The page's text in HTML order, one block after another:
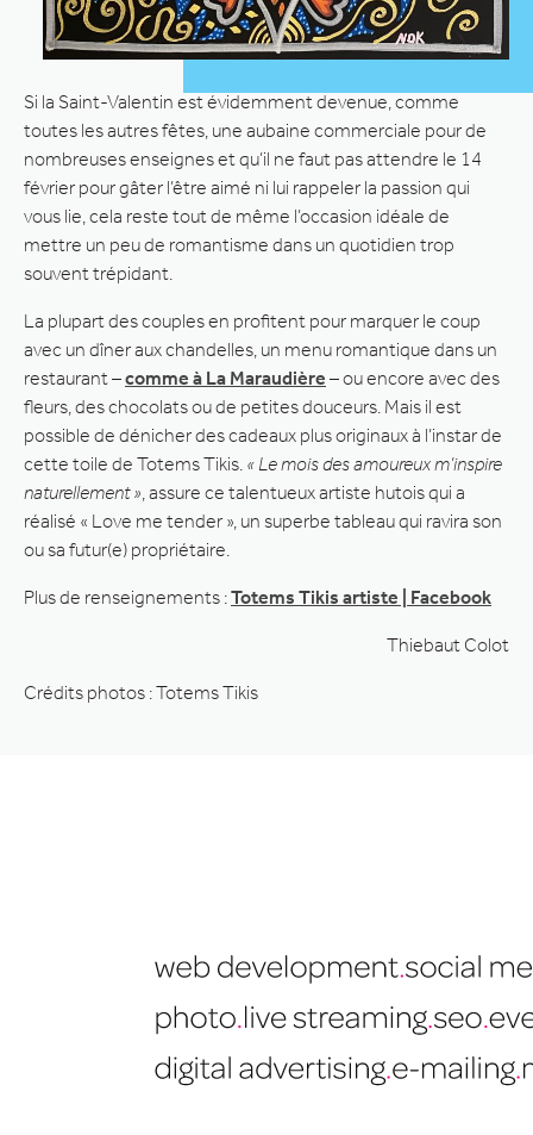
Si la Saint-Valentin est évidemment devenue, comme
toutes les autres fêtes, une aubaine commerciale pour de
nombreuses enseignes et qu’il ne faut pas attendre le 14
février pour gâter l’être aimé ni lui rappeler la passion qui
vous lie, cela reste tout de même l’occasion idéale de
mettre un peu de romantisme dans un quotidien trop
souvent trépidant.
La plupart des couples en profitent pour marquer le coup
avec un dîner aux chandelles, un menu romantique dans un
restaurant –comme à La Maraudière – ou encore avec des
fleurs, des chocolats ou de petites douceurs. Mais il est
possible de dénicher des cadeaux plus originaux à l’instar de
cette toile de Totems Tikis. « Le mois des amoureux m’inspire
naturellement » , assure ce talentueux artiste hutois qui a
réalisé « Love me tender », un superbe tableau qui ravira son
ou sa futur(e) propriétaire.
Plus de renseignements :Totems Tikis artiste | Facebook
Thiebaut Colot
Crédits photos : Totems Tikis